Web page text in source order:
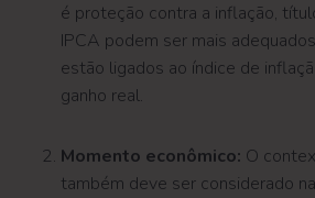
é proteção contra a inflação,
IPCA podem ser mais
estão ligados ao índice de
ganho real.
Momento econômico: O
também deve ser considerado